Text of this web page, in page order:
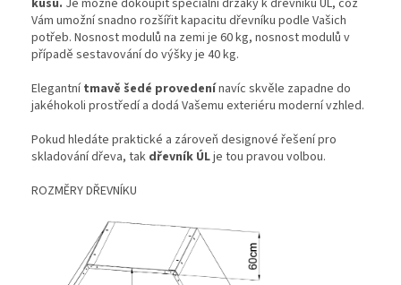
kusů. Je možné dokoupit speciální držáky k dřevníku ÚL, což
Vám umožní snadno rozšířit kapacitu dřevníku podle Vašich
potřeb. Nosnost modulů na zemi je 60 kg, nosnost modulů v
případě sestavování do výšky je 40 kg.
Elegantní tmavě šedé provedenínavíc skvěle zapadne do
jakéhokoli prostředí a dodá Vašemu exteriéru moderní vzhled.
Pokud hledáte praktické a zároveň designové řešení pro
skladování dřeva, tak dřevník ÚLje tou pravou volbou.
ROZMĚRY DŘEVNÍKU